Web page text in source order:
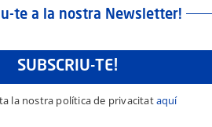
te a la nostra Newsletter!
SUBSCRIU-TE!
la nostra política de privacitataquí